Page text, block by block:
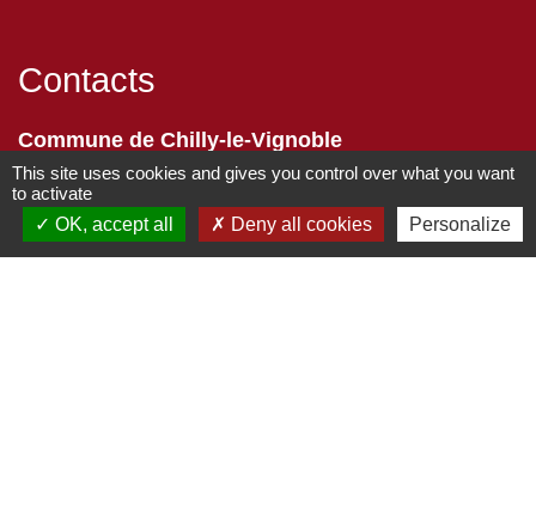
Contacts
Commune de Chilly-le-Vignoble
84 Rue des écoles
39570 Chilly-le-Vignoble - FRANCE
+33 3 84 43 04 58
This site uses cookies and gives you control over what you want
to activate
OK, accept all
Deny all cookies Personalize